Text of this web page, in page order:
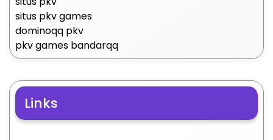
situs pkv games
dominoqq pkv
pkv games bandarqq
Links